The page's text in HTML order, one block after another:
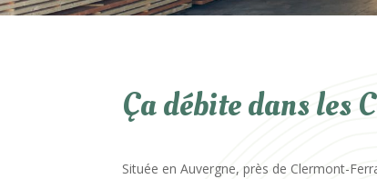
Ça débite dans les
Située en Auvergne, près de Clermont-